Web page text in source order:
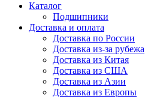
Каталог
Подшипники
Доставка и оплата
Доставка по России
Доставка из-за рубежа
Доставка из Китая
Доставка из США
Доставка из Азии
Доставка из Европы